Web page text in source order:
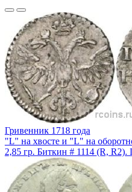
Гривенник 1718 года
"L" на хвосте и "L" на
2,85 гр. Биткин # 1114 (R, R2).